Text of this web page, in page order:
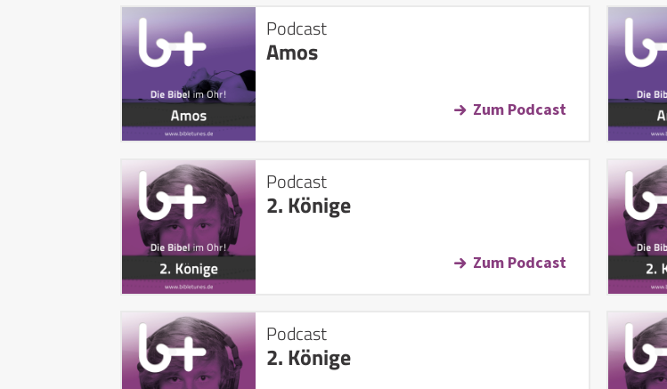
Podcast
Amos
Zum Podcast
Podcast
2. Könige
Zum Podcast
Podcast
2. Könige